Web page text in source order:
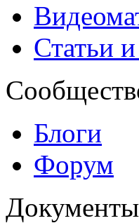
Статьи
Блоги
Форум
Документы